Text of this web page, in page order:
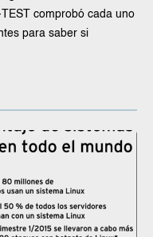
comprobó cada uno
para saber si